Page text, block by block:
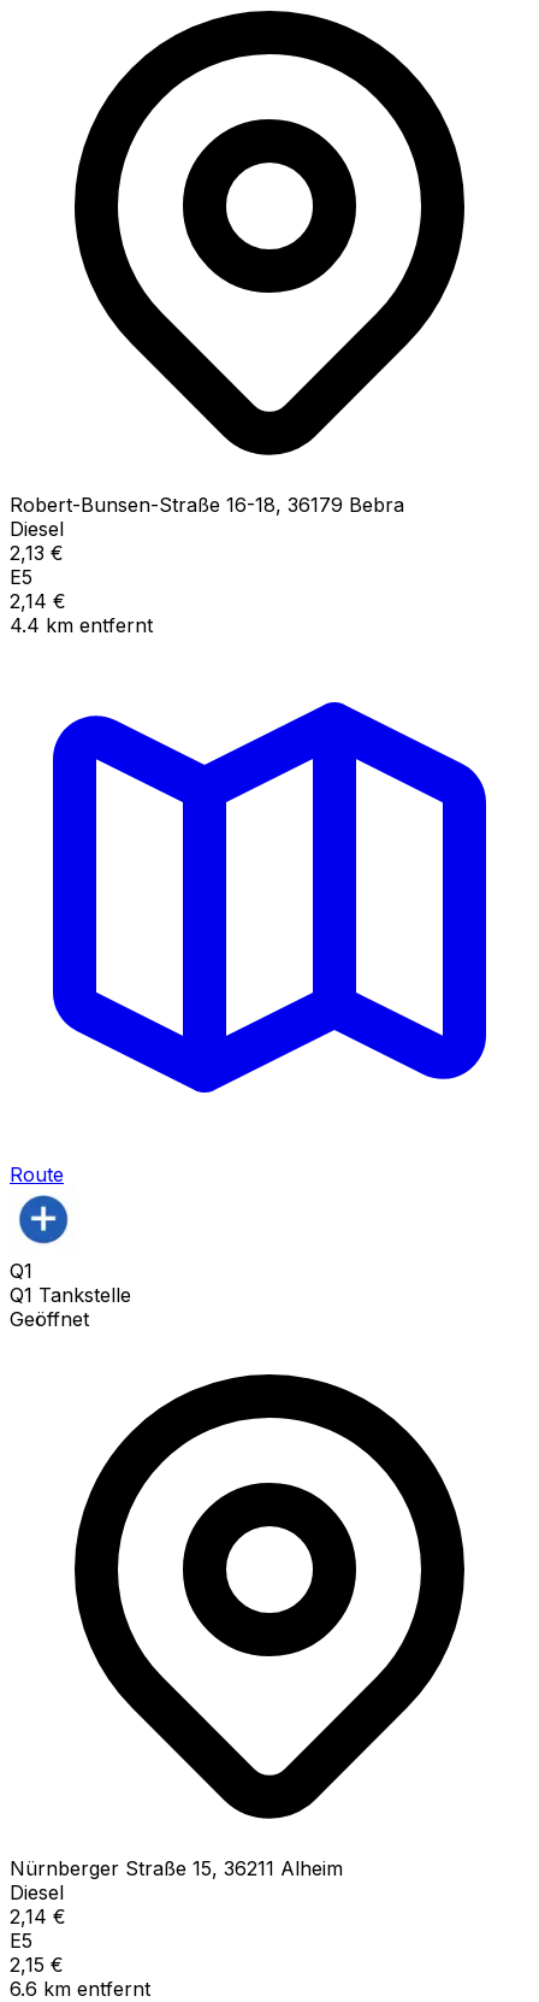
Robert-Bunsen-Straße 16-18, 36179 Bebra
Diesel
2,13 €
E5
2,14 €
4.4 km entfernt
Route
Q1
Q1 Tankstelle
Geöffnet
Nürnberger Straße 15, 36211 Alheim
Diesel
2,14 €
E5
2,15 €
6.6 km entfernt